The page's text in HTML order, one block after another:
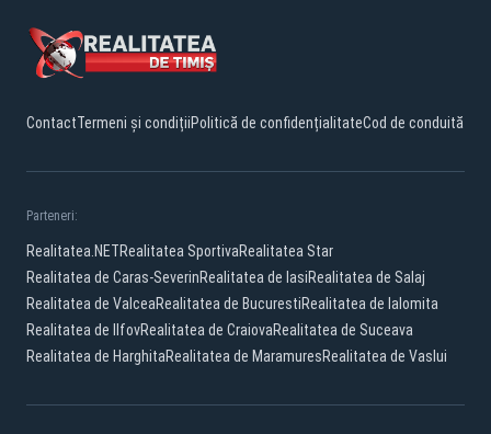
ContactTermeni și condițiiPolitică de confidențialitateCod de conduită
Parteneri:
Realitatea.NETRealitatea SportivaRealitatea Star
Realitatea de Caras-SeverinRealitatea de IasiRealitatea de Salaj
Realitatea de ValceaRealitatea de BucurestiRealitatea de Ialomita
Realitatea de IlfovRealitatea de CraiovaRealitatea de Suceava
Realitatea de HarghitaRealitatea de MaramuresRealitatea de Vaslui